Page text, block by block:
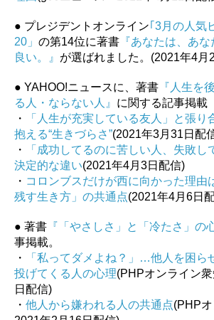
● プレジデントオンライン｢3月の人気
20」 の第14位に著書 『あなたは、あ
良い。』 が選ばれました。(2021年4月
● YAHOO!ニュースに、著書 『人生を
る人・ならない人』 に関する記事掲載
・
「人生が充実している友人」と張り
抱える“生きづらさ”(2021年3月31日配
・
「成功してるのに苦しい人、失敗し
決定的な違い(2021年4月3日配信)
・ コロンブスだけが西に向かった理由
残す生き方」の共通点(2021年4月6日
● 著書 『「やさしさ」と「冷たさ」の
事掲載。
・
「私ってダメよね？」…他人を困ら
投げてくる人の心理(PHPオンライン
日配信)
・ 他人から嫌われる人の共通点(PHP